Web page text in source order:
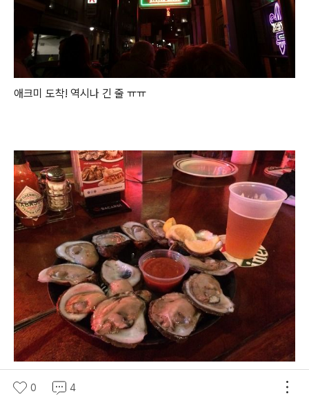
애크미 도착! 역시나 긴 줄 ㅠㅠ
0 4